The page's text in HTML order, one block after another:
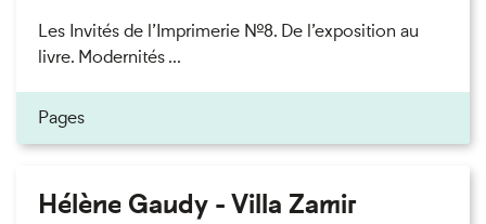
Les Invités de l’Imprimerie n°8. De l’exposition au
livre. Modernités ...
Pages
Hélène Gaudy - Villa Zamir